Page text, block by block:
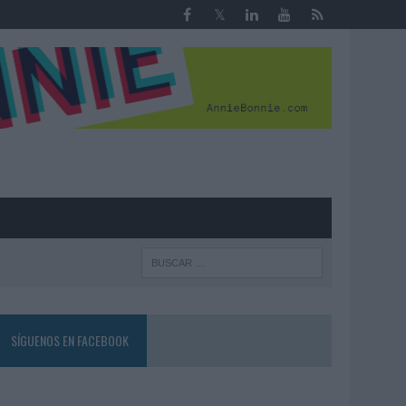
SÍGUENOS EN FACEBOOK